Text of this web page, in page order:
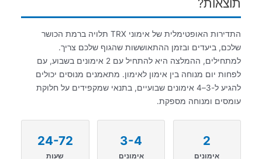
תוצאות?
התדירות האופטימלית של אימוני TRX תלויה ברמת הכושר
שלכם, ביעדים ובזמן ההתאוששות שהגוף שלכם צריך.
למתחילים, ההמלצה היא להתחיל עם 2 אימונים בשבוע, עם
לפחות יום מנוחה בין אימון לאימון. מתאמנים מנוסים יכולים
להגיע ל-3–4 אימונים שבועיים, בתנאי שמקפידים על חלוקת
עומסים ומנוחה מספקת.
2
אימונים
3-4
אימונים
24-72
שעות